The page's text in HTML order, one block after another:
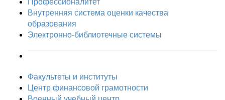
Профессионалитет
Внутренняя система оценки качества
образования
Электронно-библиотечные системы
Факультеты и институты
Центр финансовой грамотности